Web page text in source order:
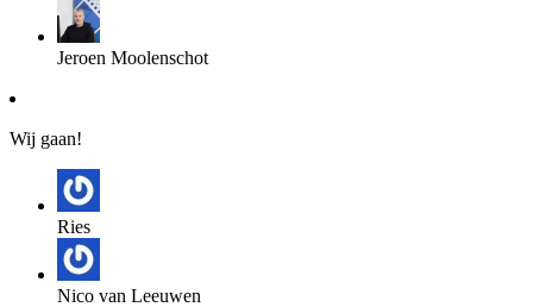
Jeroen Moolenschot
Wij gaan!
Ries
Nico van Leeuwen